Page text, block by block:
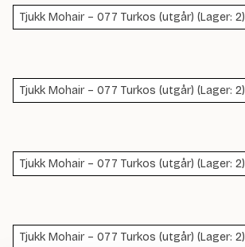
Tjukk Mohair – 077 Turkos (utgår) (Lager: 2)
Tjukk Mohair – 077 Turkos (utgår) (Lager: 2)
Tjukk Mohair – 077 Turkos (utgår) (Lager: 2)
Tjukk Mohair – 077 Turkos (utgår) (Lager: 2)